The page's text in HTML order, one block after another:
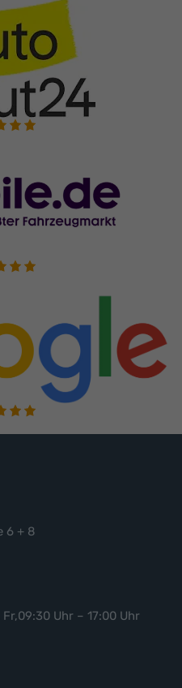
6 + 8
Uhr – 17:00 Uhr